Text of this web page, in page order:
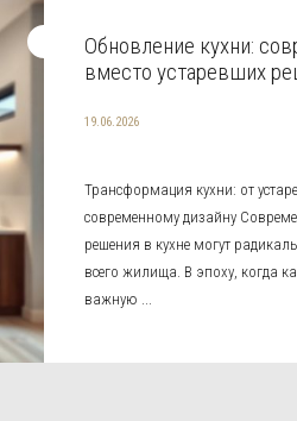
Обновление кухни:
вместо устаревших
19.06.2026
Трансформация кухни: от
современному дизайну
решения в кухне могут
всего жилища. В эпоху, когда
важную ...